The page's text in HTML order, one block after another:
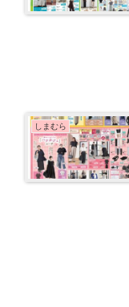
しまむら